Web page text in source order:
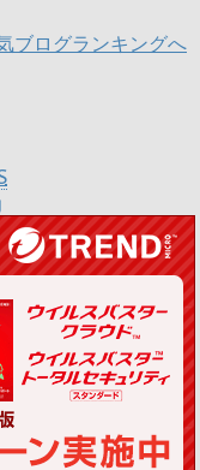
ブログランキングへ